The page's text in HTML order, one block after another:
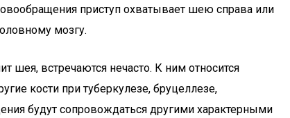
приступ охватывает шею справа или
мозгу.
шея, встречаются нечасто. К ним относится
кости при туберкулезе, бруцеллезе,
будут сопровождаться другими характерными